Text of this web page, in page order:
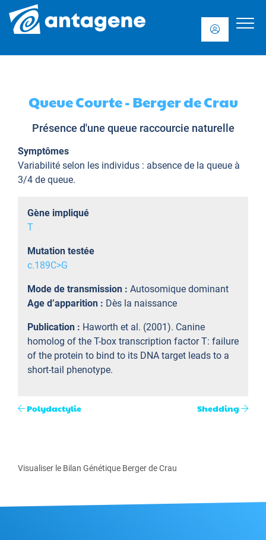
Queue Courte - Berger de Crau
Présence d'une queue raccourcie naturelle
Symptômes
Variabilité selon les individus : absence de la queue à
3/4 de queue.
Gène impliqué
T
Mutation testée
c.189C>G
Mode de transmission : Autosomique dominant
Age d’apparition : Dès la naissance
Publication : Haworth et al. (2001). Canine
homolog of the T-box transcription factor T: failure
of the protein to bind to its DNA target leads to a
short-tail phenotype.
Polydactylie Shedding
Visualiser le Bilan Génétique Berger de Crau